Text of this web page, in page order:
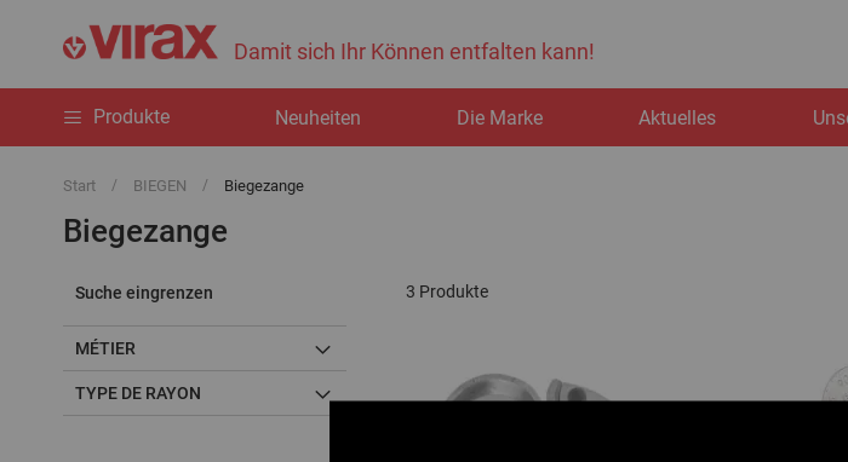
Damit sich Ihr Können entfalten kann!
Produkte Neuheiten Die Marke Aktuelles
Start BIEGEN Biegezange
Biegezange
3 Produkte
Suche eingrenzen
MÉTIER
TYPE DE RAYON